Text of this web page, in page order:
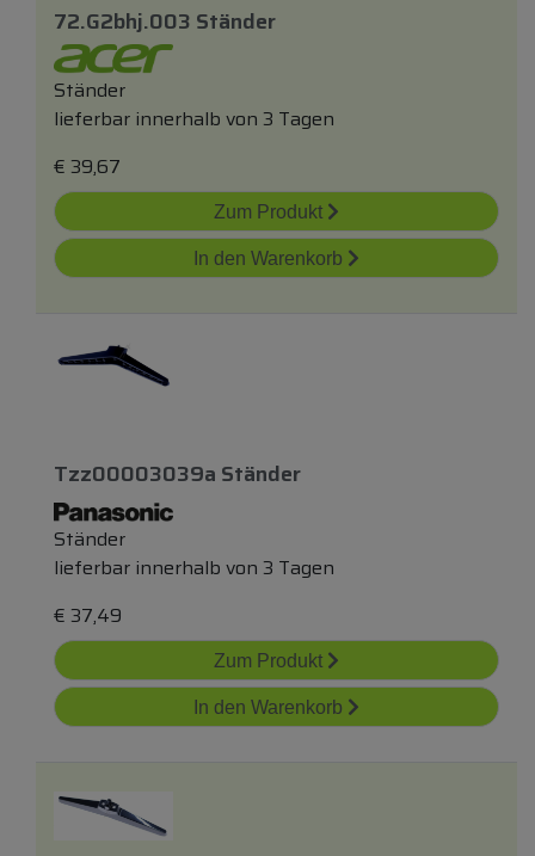
72.g2bhj.003 Ständer
Ständer
lieferbar innerhalb von 3 Tagen
€ 39,67
Zum Produkt
In den Warenkorb
Tzz00003039a Ständer
Ständer
lieferbar innerhalb von 3 Tagen
€ 37,49
Zum Produkt
In den Warenkorb